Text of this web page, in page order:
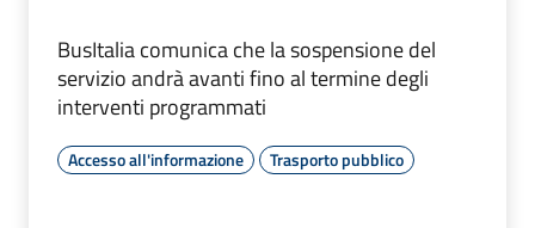
BusItalia comunica che la sospensione del
servizio andrà avanti fino al termine degli
interventi programmati
Accesso all'informazione Trasporto pubblico